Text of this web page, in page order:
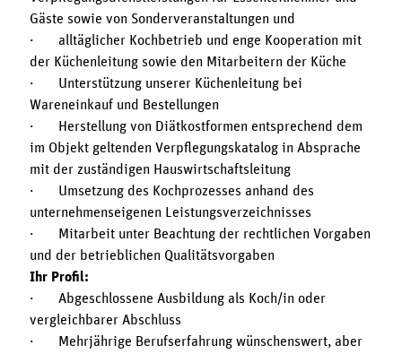
Gäste sowie von Sonderveranstaltungen und
· alltäglicher Kochbetrieb und enge Kooperation mit
der Küchenleitung sowie den Mitarbeitern der Küche
· Unterstützung unserer Küchenleitung bei
Wareneinkauf und Bestellungen
· Herstellung von Diätkostformen entsprechend dem
im Objekt geltenden Verpflegungskatalog in Absprache
mit der zuständigen Hauswirtschaftsleitung
· Umsetzung des Kochprozesses anhand des
unternehmenseigenen Leistungsverzeichnisses
· Mitarbeit unter Beachtung der rechtlichen Vorgaben
und der betrieblichen Qualitätsvorgaben
Ihr Profil:
· Abgeschlossene Ausbildung als Koch/in oder
vergleichbarer Abschluss
· Mehrjährige Berufserfahrung wünschenswert, aber